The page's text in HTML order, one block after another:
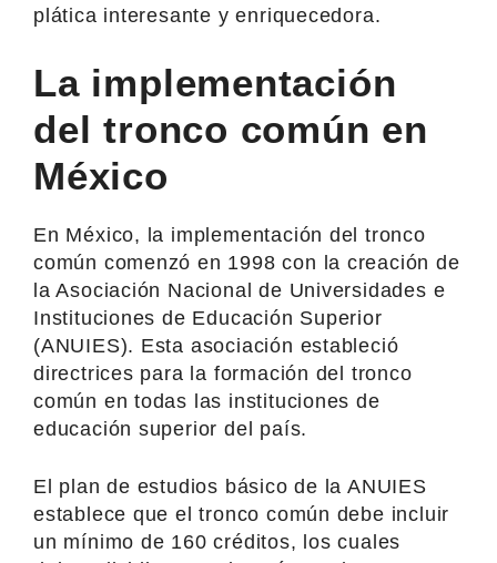
plática interesante y enriquecedora.
La implementación
del tronco común en
México
En México, la implementación del tronco
común comenzó en 1998 con la creación de
la Asociación Nacional de Universidades e
Instituciones de Educación Superior
(ANUIES). Esta asociación estableció
directrices para la formación del tronco
común en todas las instituciones de
educación superior del país.
El plan de estudios básico de la ANUIES
establece que el tronco común debe incluir
un mínimo de 160 créditos, los cuales